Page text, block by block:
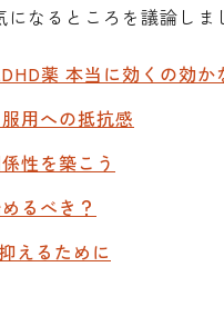
なるところを議論しま
薬 本当に効くの効か
用への抵抗感
性を築こう
るべき？
えるために